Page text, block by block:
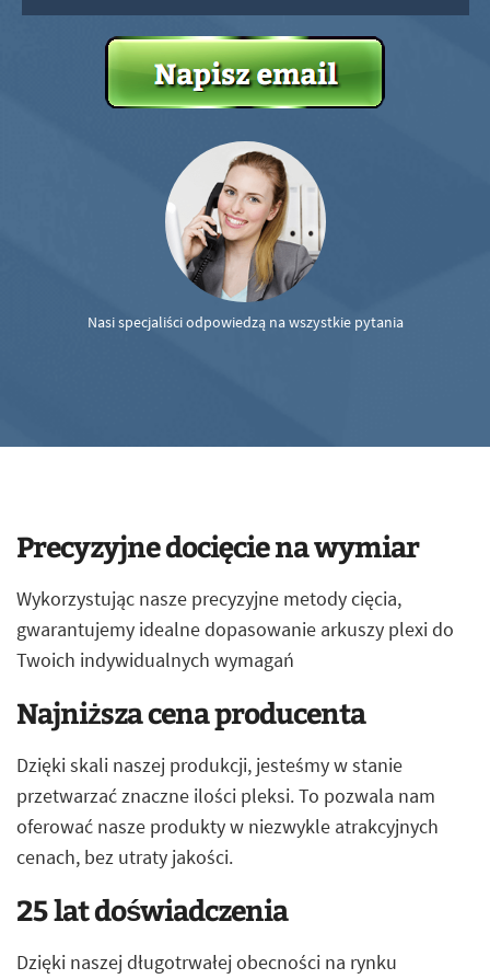
Nasi specjaliści odpowiedzą na wszystkie pytania
Precyzyjne docięcie na wymiar
Wykorzystując nasze precyzyjne metody cięcia,
gwarantujemy idealne dopasowanie arkuszy plexi do
Twoich indywidualnych wymagań
Najniższa cena producenta
Dzięki skali naszej produkcji, jesteśmy w stanie
przetwarzać znaczne ilości pleksi. To pozwala nam
oferować nasze produkty w niezwykle atrakcyjnych
cenach, bez utraty jakości.
25 lat doświadczenia
Dzięki naszej długotrwałej obecności na rynku